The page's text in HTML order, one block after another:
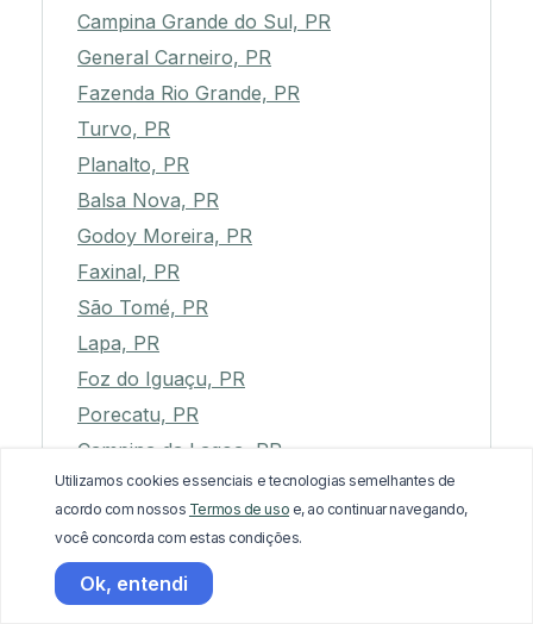
Campina Grande do Sul, PR
General Carneiro, PR
Fazenda Rio Grande, PR
Turvo, PR
Planalto, PR
Balsa Nova, PR
Godoy Moreira, PR
Faxinal, PR
São Tomé, PR
Lapa, PR
Foz do Iguaçu, PR
Porecatu, PR
Campina da Lagoa, PR
Querência do Norte, PR
Arapongas, PR
Joaquim Távora, PR
Corumbataí do Sul, PR
Utilizamos cookies essenciais e tecnologias semelhantes de
acordo com nossos Termos de uso e, ao continuar navegando,
você concorda com estas condições.
Ok, entendi